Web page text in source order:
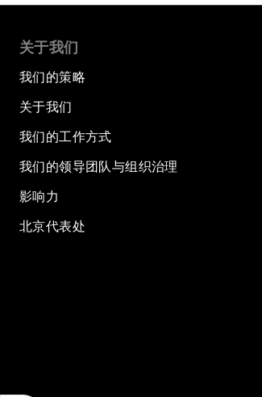
关于我们
我们的策略
关于我们
我们的工作方式
我们的领导团队与组织治理
影响力
北京代表处